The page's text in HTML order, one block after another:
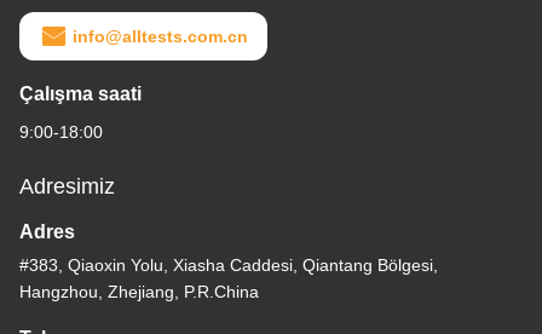
info@alltests.com.cn
Çalışma saati
9:00-18:00
Adresimiz
Adres
#383, Qiaoxin Yolu, Xiasha Caddesi, Qiantang Bölgesi,
Hangzhou, Zhejiang, P.R.China